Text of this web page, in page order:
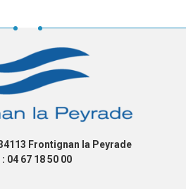
Frontignan la Peyrade
: 04 67 18 50 00